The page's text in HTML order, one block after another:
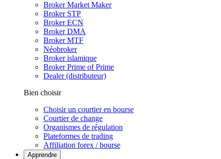
Broker Market Maker
Broker STP
Broker ECN
Broker DMA
Broker MTF
Néobroker
Broker islamique
Broker Prime of Prime
Dealer (distributeur)
Bien choisir
Choisir un courtier en bourse
Courtier de change
Organismes de régulation
Plateformes de trading
Affiliation forex / bourse
Apprendre